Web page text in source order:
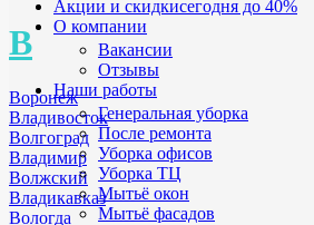
В
Воронеж
Владивосток
Волгоград
Владимир
Волжский
Владикавказ
Вологда
Акции и скидкисегодня до 40%
О компании
Вакансии
Отзывы
Наши работы
Генеральная уборка
После ремонта
Уборка офисов
Уборка ТЦ
Мытьё окон
Мытьё фасадов